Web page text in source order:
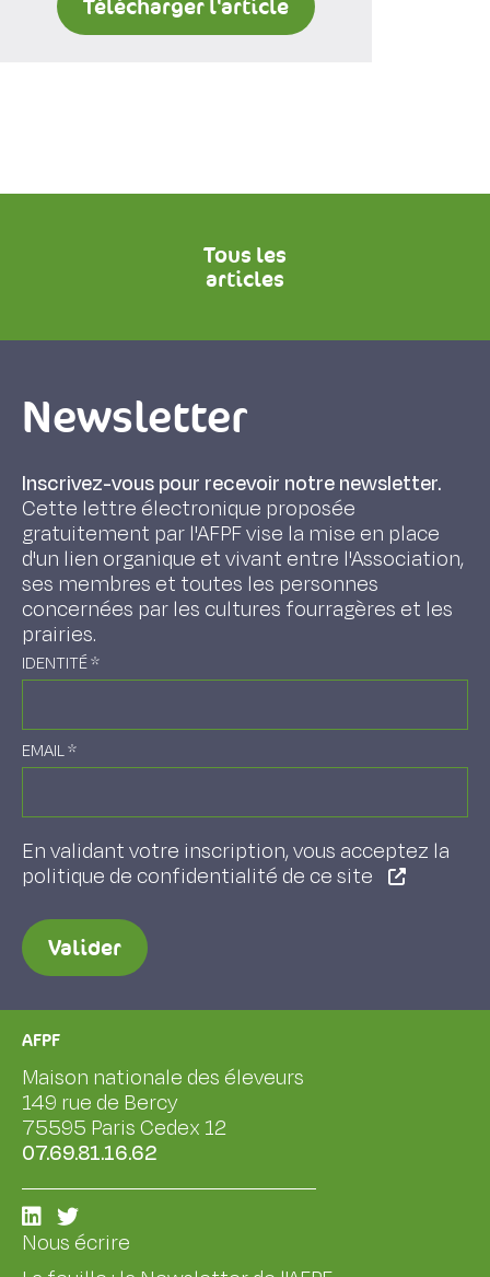
Télécharger l'article
Tous les
articles
Newsletter
Inscrivez-vous pour recevoir notre newsletter.
Cette lettre électronique proposée
gratuitement par l'AFPF vise la mise en place
d'un lien organique et vivant entre l'Association,
ses membres et toutes les personnes
concernées par les cultures fourragères et les
prairies.
IDENTITÉ*
EMAIL*
En validant votre inscription, vous acceptez la
politique de confidentialité de ce site
Valider
AFPF
Maison nationale des éleveurs
149 rue de Bercy
75595 Paris Cedex 12
07.69.81.16.62
Nous écrire